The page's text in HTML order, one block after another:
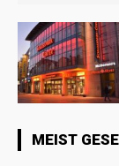
MEIST